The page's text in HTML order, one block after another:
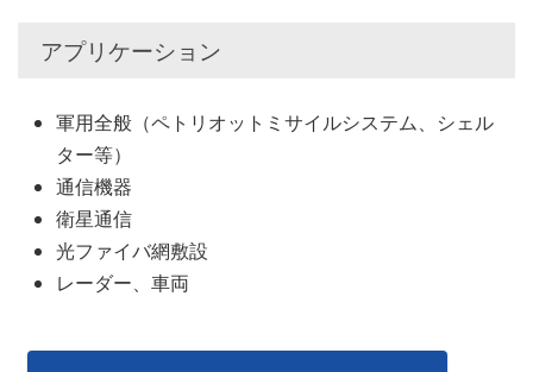
アプリケーション
軍用全般（ペトリオットミサイルシステム、シェル
ター等）
通信機器
衛星通信
光ファイバ網敷設
レーダー、車両